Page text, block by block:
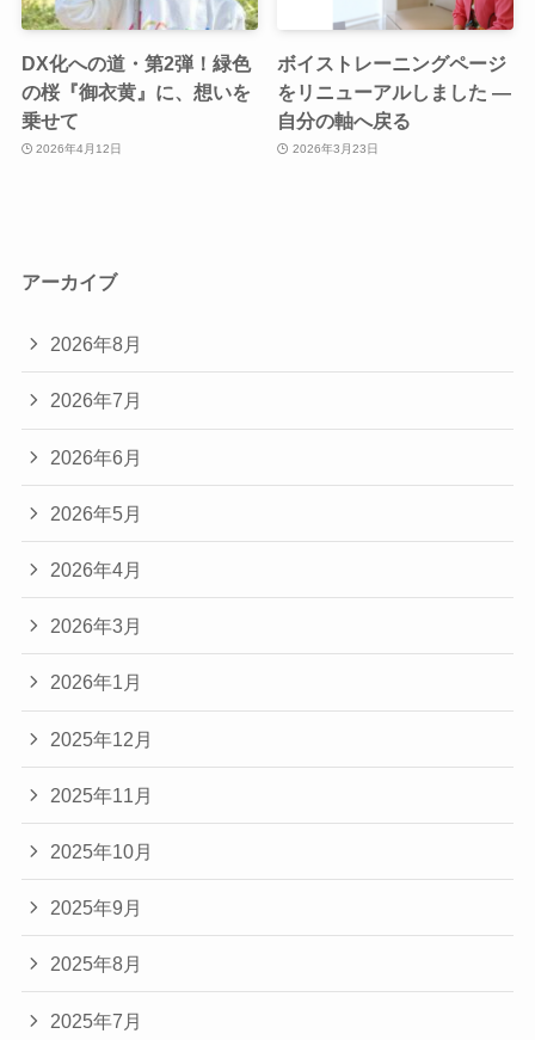
DX化への道・第2弾！緑色
の桜『御衣黄』に、想いを
乗せて
2026年4月12日
ボイストレーニングページ
をリニューアルしました ―
自分の軸へ戻る
2026年3月23日
アーカイブ
2026年8月
2026年7月
2026年6月
2026年5月
2026年4月
2026年3月
2026年1月
2025年12月
2025年11月
2025年10月
2025年9月
2025年8月
2025年7月